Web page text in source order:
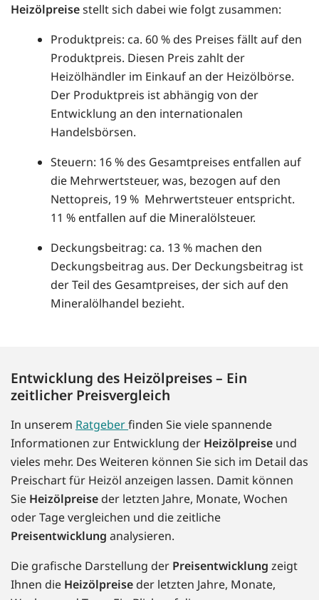
Heizölpreisestellt sich dabei wie folgt zusammen:
Produktpreis: ca. 60 % des Preises fällt auf den
Produktpreis. Diesen Preis zahlt der
Heizölhändler im Einkauf an der Heizölbörse.
Der Produktpreis ist abhängig von der
Entwicklung an den internationalen
Handelsbörsen.
Steuern: 16 % des Gesamtpreises entfallen auf
die Mehrwertsteuer, was, bezogen auf den
Nettopreis, 19 % Mehrwertsteuer entspricht.
11 % entfallen auf die Mineralölsteuer.
Deckungsbeitrag: ca. 13 % machen den
Deckungsbeitrag aus. Der Deckungsbeitrag ist
der Teil des Gesamtpreises, der sich auf den
Mineralölhandel bezieht.
Entwicklung des Heizölpreises – Ein
zeitlicher Preisvergleich
In unserem Ratgeberfinden Sie viele spannende
Informationen zur Entwicklung der Heizölpreise und
vieles mehr. Des Weiteren können Sie sich im Detail das
Preischart für Heizöl anzeigen lassen. Damit können
Sie Heizölpreise der letzten Jahre, Monate, Wochen
oder Tage vergleichen und die zeitliche
Preisentwicklung analysieren.
Die grafische Darstellung der Preisentwicklung zeigt
Ihnen die Heizölpreise der letzten Jahre, Monate,